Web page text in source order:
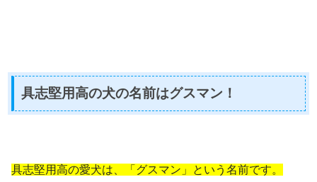
具志堅用高の犬の名前はグスマン！
具志堅用高の愛犬は、「グスマン」という名前です。